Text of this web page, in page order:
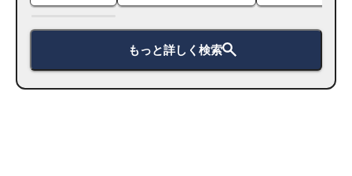
もっと詳しく検索